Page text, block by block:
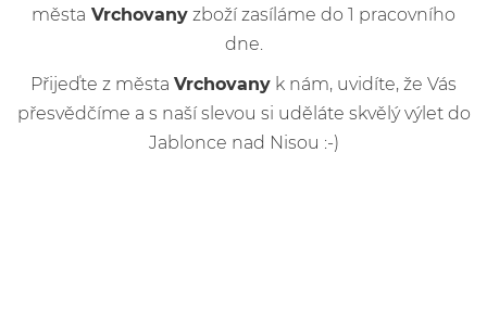
města Vrchovany zboží zasíláme do 1 pracovního
dne.
Přijeďte z města Vrchovany k nám, uvidíte, že Vás
přesvědčíme a s naší slevou si uděláte skvělý výlet do
Jablonce nad Nisou :-)